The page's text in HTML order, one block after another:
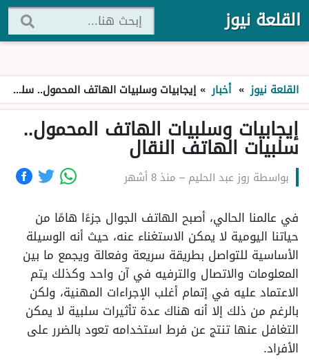
القلعة نيوز
القلعة نيوز » أخبار » إيجابيات وسلبيات الهاتف المحمول.. سلبيات الهاتف النقال
إيجابيات وسلبيات الهاتف المحمول..
سلبيات الهاتف النقال
بواسطة روز عبد الحليم– منذ 8 أشهر
في عالمنا الحالي، أصبح الهاتف الجوال جزءًا هامًا من
حياتنا اليومية لا يمكن الاستغناء عنه، حيث أنه الوسيلة
الأساسية للتواصل بطريقة سريعة وفعالة ويجمع ما بين
المعلومات والاتصال والترفيه في آن واحد وكذلك يتم
الاعتماد عليه في إتمام أغلب الإجراءات المهنية، ولكن
بالرغم من ذلك إلا أنه هناك عدة تأثيرات سلبية لا يمكن
التغافل عنها تنتج عن فرط استخدامه تعود بالضرر على
الأفراد.